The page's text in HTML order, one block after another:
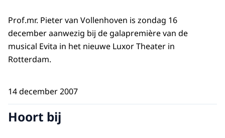
Prof.mr. Pieter van Vollenhoven is zondag 16
december aanwezig bij de galapremière van de
musical Evita in het nieuwe Luxor Theater in
Rotterdam.
14 december 2007
Hoort bij